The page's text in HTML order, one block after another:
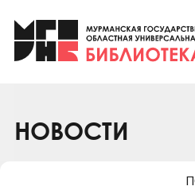
Клуб «Гиря и
Клуб «Семейный
Коллегам
НОВОСТИ